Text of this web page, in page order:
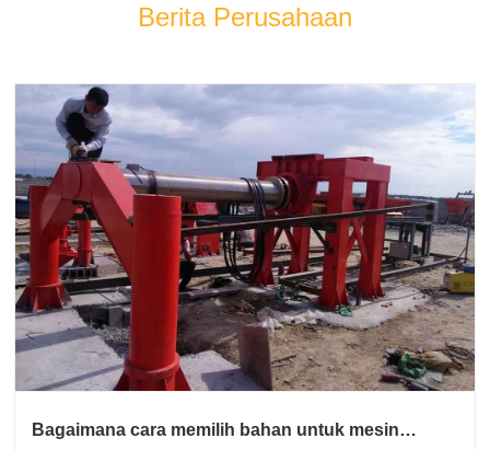
Berita Perusahaan
Bagaimana cara memilih bahan untuk mesin